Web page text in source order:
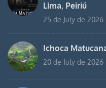
Lima, Peiriú
25 de July de 2026
Ichoca
20 de July de 2026